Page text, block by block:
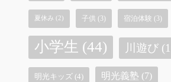
夏休み (2) 子供 (3) 宿泊体験 (3)
小学生 (44) 川遊び
明光キッズ (4) 明光義塾 (7)